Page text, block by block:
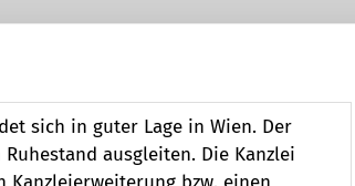
sich in guter Lage in Wien. Der
ausgleiten. Die Kanzlei